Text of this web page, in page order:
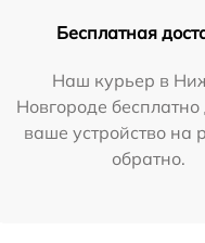
Бесплатная
Наш курьер в
Новгороде бесплатно
ваше устройство на
обратно.